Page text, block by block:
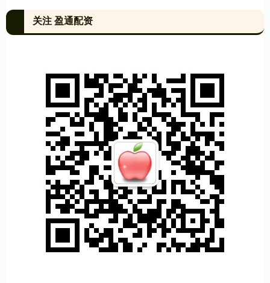
关注 盈通配资